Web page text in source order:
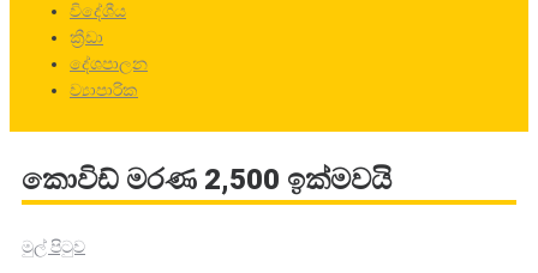
විදේශීය
ක්‍රීඩා
දේශපාලන
ව්‍යාපාරික
කොවිඩ් මරණ 2,500 ඉක්මවයි
මුල් පිටුව